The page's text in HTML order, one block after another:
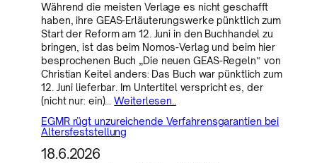
Während die meisten Verlage es nicht geschafft
haben, ihre GEAS-Erläuterungswerke pünktlich zum
Start der Reform am 12. Juni in den Buchhandel zu
bringen, ist das beim Nomos-Verlag und beim hier
besprochenen Buch „Die neuen GEAS-Regeln“ von
Christian Keitel anders: Das Buch war pünktlich zum
12. Juni lieferbar. Im Untertitel verspricht es, der
(nicht nur: ein)…Weiterlesen..
EGMR rügt unzureichende Verfahrensgarantien bei
Altersfeststellung
18.6.2026